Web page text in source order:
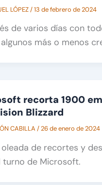
LÓPEZ/13 de febrero de 2024
de varios días con
algunos más o menos
recorta 1900
Blizzard
CABILLA /26 de enero de 2024
oleada de recortes y
turno de Microsoft.